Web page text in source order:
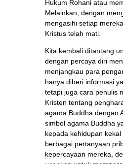
Hukum Rohani atau
Melainkan, dengan
mengasihi setiap
Kristus telah mati.
Kita kembali ditantang
dengan percaya diri
menjangkau para
hanya diberi informasi
tetapi juga cara penulis
Kristen tentang
agama Buddha dengan
simbol agama Buddha
kepada kehidupan
berbagai pertanyaan
kepercayaan mereka,